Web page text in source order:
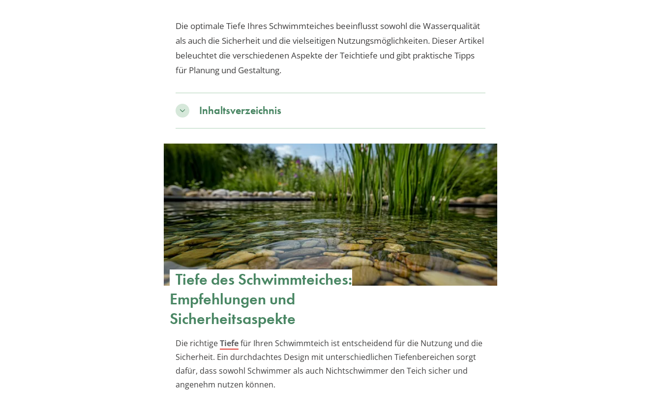
Die optimale Tiefe Ihres Schwimmteiches beeinflusst sowohl die Wasserqualität
als auch die Sicherheit und die vielseitigen Nutzungsmöglichkeiten. Dieser Artikel
beleuchtet die verschiedenen Aspekte der Teichtiefe und gibt praktische Tipps
für Planung und Gestaltung.
Inhaltsverzeichnis
Tiefe des Schwimmteiches:
Empfehlungen und
Sicherheitsaspekte
Die richtigeTiefefür Ihren Schwimmteich ist entscheidend für die Nutzung und die
Sicherheit. Ein durchdachtes Design mit unterschiedlichen Tiefenbereichen sorgt
dafür, dass sowohl Schwimmer als auch Nichtschwimmer den Teich sicher und
angenehm nutzen können.